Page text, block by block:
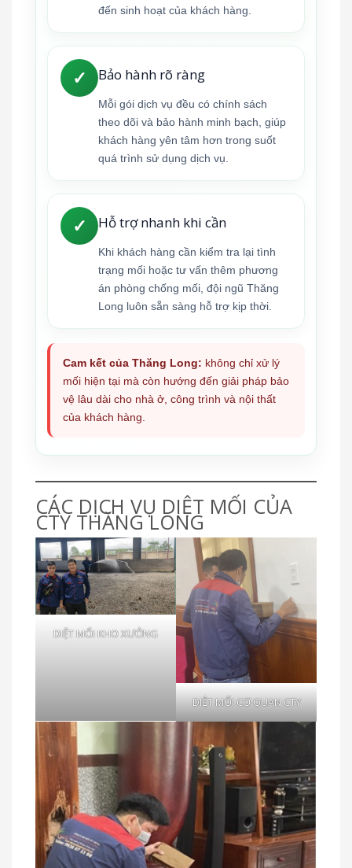
đến sinh hoạt của khách hàng.
✓ Bảo hành rõ ràng
Mỗi gói dịch vụ đều có chính sách
theo dõi và bảo hành minh bạch, giúp
khách hàng yên tâm hơn trong suốt
quá trình sử dụng dịch vụ.
✓ Hỗ trợ nhanh khi cần
Khi khách hàng cần kiểm tra lại tình
trạng mối hoặc tư vấn thêm phương
án phòng chống mối, đội ngũ Thăng
Long luôn sẵn sàng hỗ trợ kịp thời.
Cam kết của Thăng Long: không chỉ xử lý
mối hiện tại mà còn hướng đến giải pháp bảo
vệ lâu dài cho nhà ở, công trình và nội thất
của khách hàng.
CÁC DỊCH VỤ DIỆT MỐI CỦA
CTY THĂNG LONG
DIỆT MỐI KHO XƯỞNG
DIỆT MỐI CƠ QUAN CTY